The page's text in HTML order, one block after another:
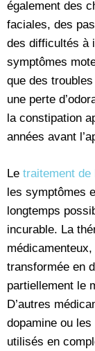
également des
faciales, des
des difficultés à
symptômes
que des
une perte
la constipation
années avant
Le traitement de
les symptômes
longtemps
incurable. La
transformée en
partiellement le
D’autres
dopamine ou
utilisés en